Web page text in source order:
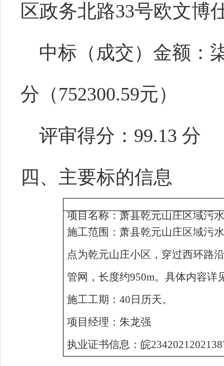
区政务北路33号欧文博
中标（成交）金额：
分（752300.59元）
评审得分： 99.13 分
四、主要标的信息
项目名称：萧县乾元山庄区域污
施工范围：萧县乾元山庄区域污
点为乾元山庄小区，穿过西环路
管网，长度约950m。具体内容详
施工工期：40日历天。
项目经理：朱龙强
执业证书信息 ：皖